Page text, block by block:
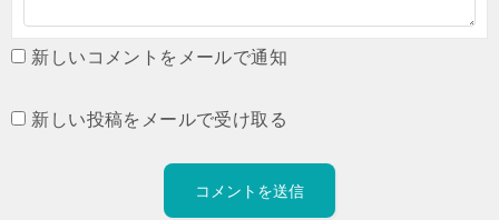
新しいコメントをメールで通知
新しい投稿をメールで受け取る